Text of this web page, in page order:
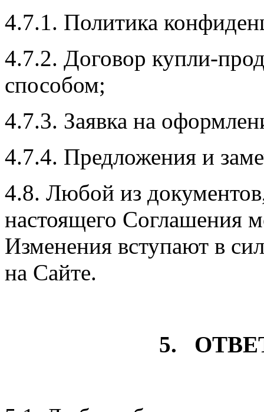
4.7.1. Политика
4.7.2. Договор купли-
способом;
4.7.3. Заявка на
4.7.4. Предложения и
4.8. Любой из
настоящего Соглашения
Изменения вступают в
на Сайте.
5.